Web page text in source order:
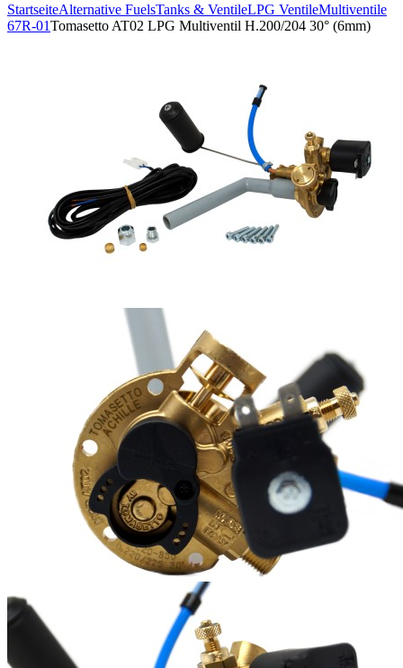
StartseiteAlternative FuelsTanks & VentileLPG VentileMultiventile
67R-01Tomasetto AT02 LPG Multiventil H.200/204 30° (6mm)